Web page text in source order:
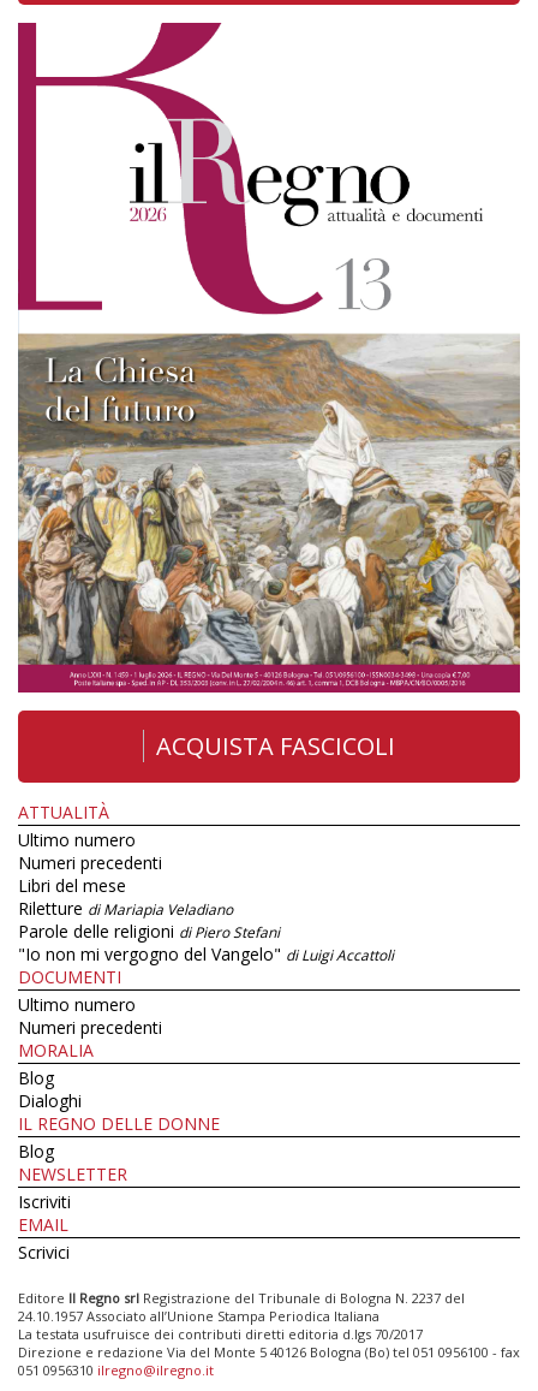
ACQUISTA FASCICOLI
ATTUALITÀ
Ultimo numero
Numeri precedenti
Libri del mese
Riletture di Mariapia Veladiano
Parole delle religioni di Piero Stefani
"Io non mi vergogno del Vangelo" di Luigi Accattoli
DOCUMENTI
Ultimo numero
Numeri precedenti
MORALIA
Blog
Dialoghi
IL REGNO DELLE DONNE
Blog
NEWSLETTER
Iscriviti
EMAIL
Scrivici
Editore Il Regno srl Registrazione del Tribunale di Bologna N. 2237 del
24.10.1957 Associato all’Unione Stampa Periodica Italiana
La testata usufruisce dei contributi diretti editoria d.lgs 70/2017
Direzione e redazione Via del Monte 5 40126 Bologna (Bo) tel 051 0956100 - fax
051 0956310 ilregno@ilregno.it